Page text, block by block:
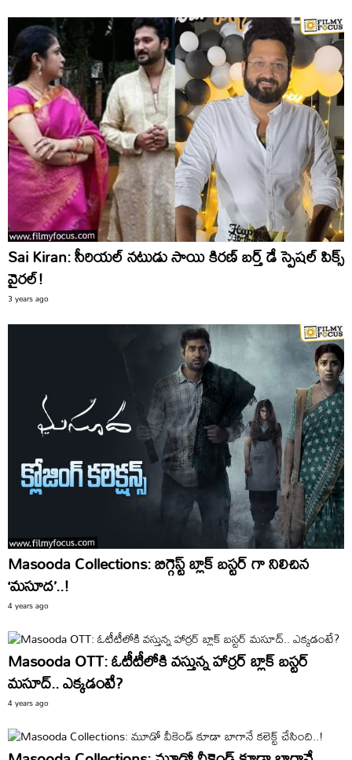
Sai Kiran: సీరియల్ నటుడు సాయి కిరణ్ బర్త్ డే స్పెషల్ పిక్స్
వైరల్!
3 years ago
Masooda Collections: బిగ్గెస్ట్ బ్లాక్ బస్టర్ గా నిలిచిన
‘మసూద’..!
4 years ago
Masooda OTT: ఓటీటీలోకి వస్తున్న హార్రర్ బ్లాక్ బస్టర్
మసూద్.. ఎక్కడంటే?
4 years ago